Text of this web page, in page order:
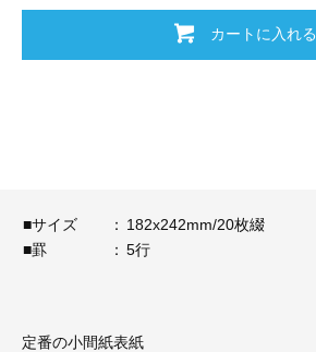
カートに入れる
■サイズ ： 182x242mm/20枚綴
■罫
： 5行
定番の小間紙表紙